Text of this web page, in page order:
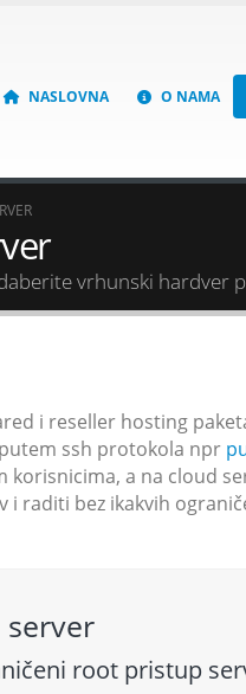
NASLOVNA O NAMA
vrhunski hardver
i reseller hosting
ssh protokola npr
korisnicima, a na cloud
i raditi bez ikakvih
server
root pristup